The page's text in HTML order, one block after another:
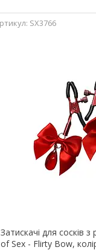
SX3766
Затискачі для сосків
of Sex - Flirty Bow,